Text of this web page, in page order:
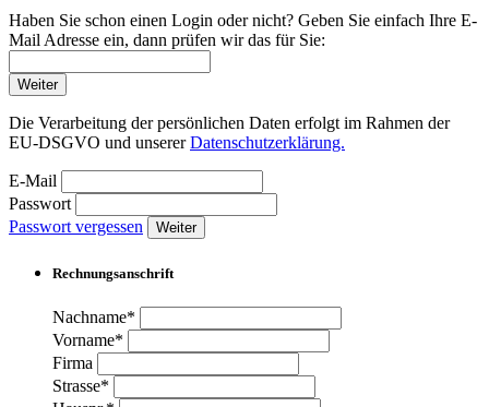
Haben Sie schon einen Login oder nicht? Geben Sie einfach Ihre E-
Mail Adresse ein, dann prüfen wir das für Sie:
Weiter
Die Verarbeitung der persönlichen Daten erfolgt im Rahmen der
EU-DSGVO und unsererDatenschutzerklärung.
E-Mail
Passwort
Passwort vergessen
Weiter
Rechnungsanschrift
Nachname*
Vorname*
Firma
Strasse*